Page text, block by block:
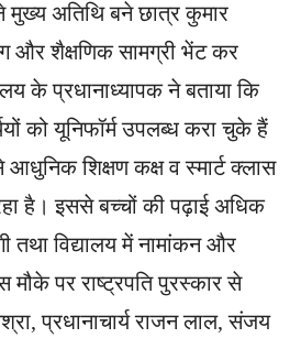
अतिथि बने छात्र कुमार
और शैक्षणिक सामग्री भेंट कर
के प्रधानाध्यापक ने बताया कि
को यूनिफॉर्म उपलब्ध करा चुके हैं
शिक्षण कक्ष व स्मार्ट क्लास
है। इससे बच्चों की पढ़ाई अधिक
तथा विद्यालय में नामांकन और
मौके पर राष्ट्रपति पुरस्कार से
प्रधानाचार्य राजन लाल, संजय